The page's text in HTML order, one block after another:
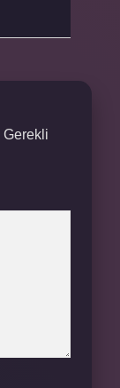
Gerekli